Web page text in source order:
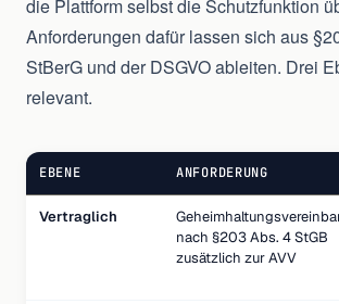
die Plattform selbst die Schutzfunktion
Anforderungen dafür lassen sich aus
StBerG und der DSGVO ableiten. Drei
relevant.
EBENE ANFORDERUNG
Vertraglich
nach §203 Abs. 4 StGB
zusätzlich zur AVV